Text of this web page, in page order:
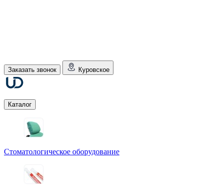
Заказать звонок Куровское
Каталог
Стоматологическое оборудование